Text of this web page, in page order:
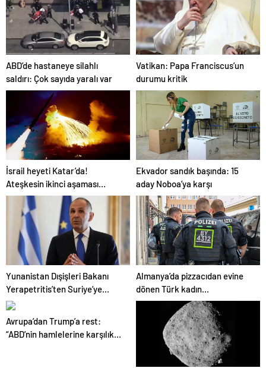
ABD’de hastaneye silahlı
saldırı: Çok sayıda yaralı var
Vatikan: Papa Franciscus’un
durumu kritik
İsrail heyeti Katar’da!
Ateşkesin ikinci aşaması
görüşülüyor
Ekvador sandık başında: 15
aday Noboa’ya karşı
Yunanistan Dışişleri Bakanı
Yerapetritis’ten Suriye’ye
ziyaret
Almanya’da pizzacıdan evine
dönen Türk kadın
bıçaklanarak öldürüldü
Avrupa’dan Trump’a rest:
“ABD’nin hamlelerine karşılık